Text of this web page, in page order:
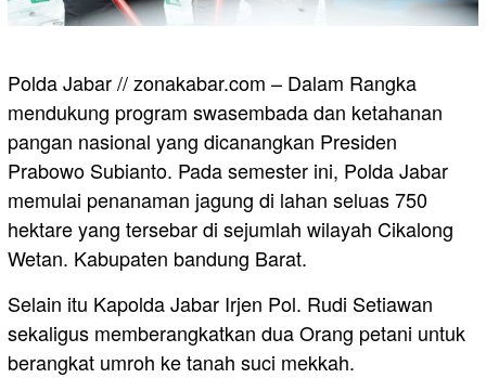
Polda Jabar // zonakabar.com – Dalam Rangka
mendukung program swasembada dan ketahanan
pangan nasional yang dicanangkan Presiden
Prabowo Subianto. Pada semester ini, Polda Jabar
memulai penanaman jagung di lahan seluas 750
hektare yang tersebar di sejumlah wilayah Cikalong
Wetan. Kabupaten bandung Barat.
Selain itu Kapolda Jabar Irjen Pol. Rudi Setiawan
sekaligus memberangkatkan dua Orang petani untuk
berangkat umroh ke tanah suci mekkah.